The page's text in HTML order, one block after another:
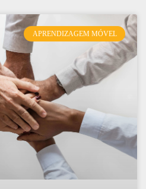
APRENDIZAGEM MÓVEL